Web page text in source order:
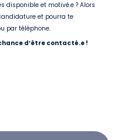
disponible et motivé.e ? Alors
et pourra te
par téléphone.
d’être contacté.e !